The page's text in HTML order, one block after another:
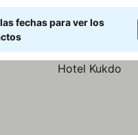
fechas para ver los